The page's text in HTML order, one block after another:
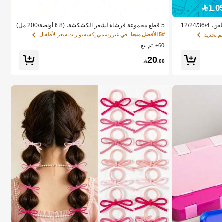
مجموعة أقلام ماركر الرأس لرسم الأنمي والفن، 12/24/36/4
مائية، هدية العط
العودة إلى
تحديد
تحديد
5 قطع مجموعة فرشاة لشعر الكشكشة، (6.8 أونصة/200 مل)
زجاجة رذاذ رقيقة مستمرة، فرشاة فك التشابك ذات الرسوم ال
كرتونية للوحوش، مناسبة لشعر الفتيات، فرشاة تنعيم الشعر،
مناسبة لتصفيف الشعر وتسريحه
5# الأفضل مبيعا
في غير رسمي إكسسوارات شعر الأطفال
60+. تم بيع
20 .00